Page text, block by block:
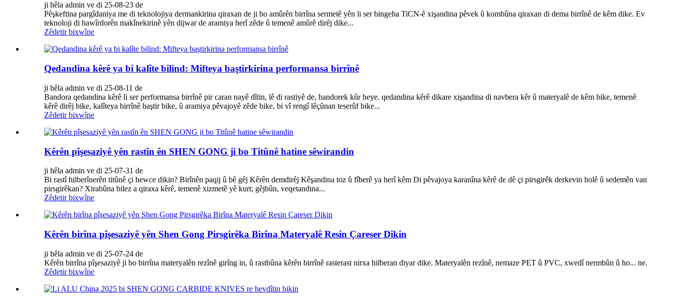
ji hêla admin ve di 25-08-23 de
Pêşkeftina pargîdaniya me di teknolojiya dermankirina qiraxan de ji bo amûrên birrîna sermetê yên li ser bingeha TiCN-ê xişandina pêvek û kombûna qiraxan di dema birrînê de kêm dike. Ev
teknoloji di hawîrdorên makînekirinê yên dijwar de aramiya herî zêde û temenê amûrê dirêj dike...
Zêdetir bixwîne
Qedandina kêrê ya bi kalîte bilind: Mifteya baştirkirina performansa birrînê
ji hêla admin ve di 25-08-11 de
Bandora qedandina kêrê li ser performansa birrînê pir caran nayê dîtin, lê di rastiyê de, bandorek kûr heye. qedandina kêrê dikare xişandina di navbera kêr û materyalê de kêm bike, temenê
kêrê dirêj bike, kalîteya birrînê baştir bike, û aramiya pêvajoyê zêde bike, bi vî rengî lêçûnan teserûf bike...
Zêdetir bixwîne
Kêrên pîşesaziyê yên rastîn ên SHEN GONG ji bo Titûnê hatine sêwirandin
ji hêla admin ve di 25-07-31 de
Bi rastî hilberînerên titûnê çi hewce dikin? Birînên paqij û bê gêj Kêrên demdirêj Kêşandina toz û fîberê ya herî kêm Di pêvajoya karanîna kêrê de dê çi pirsgirêk derkevin holê û sedemên van
pirsgirêkan? Xirabûna bilez a qiraxa kêrê, temenê xizmetê yê kurt; gêjbûn, veqetandina...
Zêdetir bixwîne
Kêrên birîna pîşesaziyê yên Shen Gong Pirsgirêka Birîna Materyalê Resin Çareser Dikin
ji hêla admin ve di 25-07-24 de
Kêrên birrîna pîşesaziyê ji bo birrîna materyalên rezînê girîng in, û rastbûna kêrên birrînê rasterast nirxa hilberan diyar dike. Materyalên rezînê, nemaze PET û PVC, xwedî nermbûn û ho... ne.
Zêdetir bixwîne